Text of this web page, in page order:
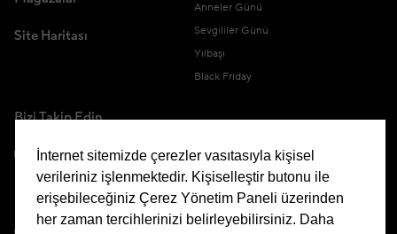
Site Haritası
Anneler Günü
Sevgililer Günü
Yılbaşı
Black Friday
Bizi Takip Edin
Uygulamamızı İndirin
İnternet sitemizde çerezler vasıtasıyla kişisel
verileriniz işlenmektedir. Kişiselleştir butonu ile
erişebileceğiniz Çerez Yönetim Paneli üzerinden
her zaman tercihlerinizi belirleyebilirsiniz. Daha